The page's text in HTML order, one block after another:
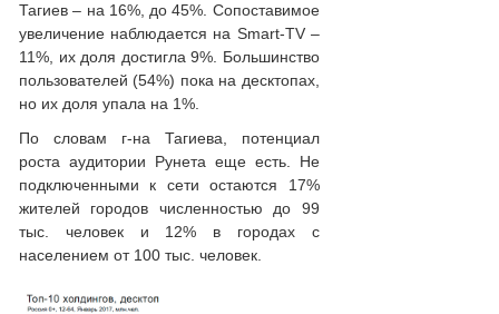
Тагиев – на 16%, до 45%. Сопоставимое
увеличение наблюдается на Smart-TV –
11%, их доля достигла 9%. Большинство
пользователей (54%) пока на десктопах,
но их доля упала на 1%.
По словам г-на Тагиева, потенциал
роста аудитории Рунета еще есть. Не
подключенными к сети остаются 17%
жителей городов численностью до 99
тыс. человек и 12% в городах с
населением от 100 тыс. человек.